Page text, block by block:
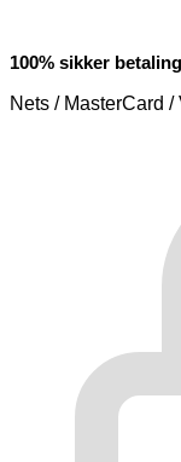
100% sikker betaling
Nets / MasterCard